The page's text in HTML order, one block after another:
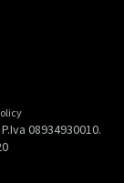
08934930010.